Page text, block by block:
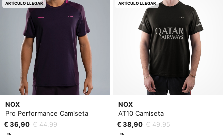
NOX
Pro Performance Camiseta
€ 36,90 € 44,99
ARTÍCULO LLEGAR
NOX
AT10 Camiseta
€ 38,90 € 49,95
ARTÍCULO LLEGAR